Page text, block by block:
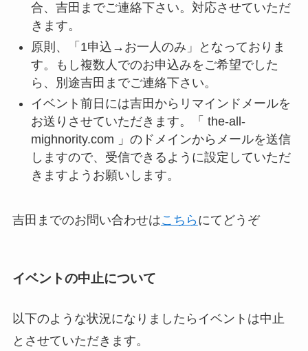
合、吉田までご連絡下さい。対応させていただ
きます。
原則、「1申込→お一人のみ」となっておりま
す。もし複数人でのお申込みをご希望でした
ら、別途吉田までご連絡下さい。
イベント前日には吉田からリマインドメールを
お送りさせていただきます。「 the-all-
mighnority.com 」のドメインからメールを送信
しますので、受信できるように設定していただ
きますようお願いします。
吉田までのお問い合わせはこちら にてどうぞ
イベントの中止について
以下のような状況になりましたらイベントは中止
とさせていただきます。